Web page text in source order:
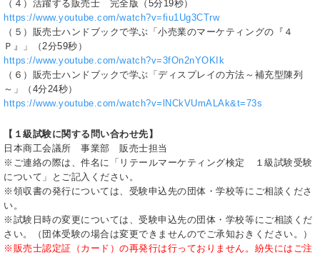
（４）活躍する販売士 完全版（5分19秒）
https://www.youtube.com/watch?v=fiu1Ug3CTrw
（５）販売士ハンドブックで学ぶ「小売業のマーケティングの『４
Ｐ』」（2分59秒）
https://www.youtube.com/watch?v=3fOn2nYOKIk
（６）販売士ハンドブックで学ぶ「ディスプレイの方法～補充型陳列
～」（4分24秒）
https://www.youtube.com/watch?v=lNCkVUmALAk&t=73s
【１級試験に関する問い合わせ先】
日本商工会議所 事業部 販売士担当
※ご連絡の際は、件名に「リテールマーケティング検定 １級試験受験
について」とご記入ください。
※領収書の発行については、受験申込先の団体・学校等にご相談くださ
い。
※試験日時の変更については、受験申込先の団体・学校等にご相談くだ
さい。（団体受験の場合は変更できませんのでご承知おきください。）
※販売士認定証（カード）の再発行は行っておりません。紛失にはご注